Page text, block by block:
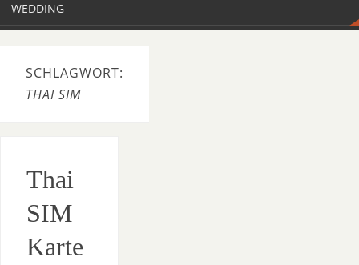
WEDDING
SCHLAGWORT:
THAI SIM
Thai
SIM
Karte